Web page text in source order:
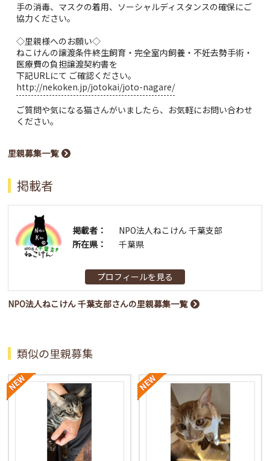
手の消毒、マスクの着用、ソーシャルディスタンスの確保にご
協力ください。
◇里親様へのお願い◇
ねこけんの譲渡条件終生飼育・完全室内飼養・不妊去勢手術・
医療費の負担譲渡契約書を
下記URLにて ご確認ください。
http://nekoken.jp/jotokai/joto-nagare/
ご質問や気になる猫さんがいましたら、お気軽にお問い合わせ
ください。
里親募集一覧
掲載者
掲載者：
NPO法人ねこけん 千葉支部
所在県：
千葉県
プロフィールを見る
NPO法人ねこけん 千葉支部さんの里親募集一覧
類似の里親募集